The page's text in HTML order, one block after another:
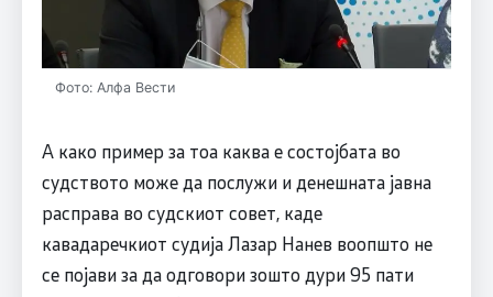
Фото: Алфа Вести
А како пример за тоа каква е состојбата во
судството може да послужи и денешната јавна
расправа во судскиот совет, каде
кавадаречкиот судија Лазар Нанев воопшто не
се појави за да одговори зошто дури 95 пати